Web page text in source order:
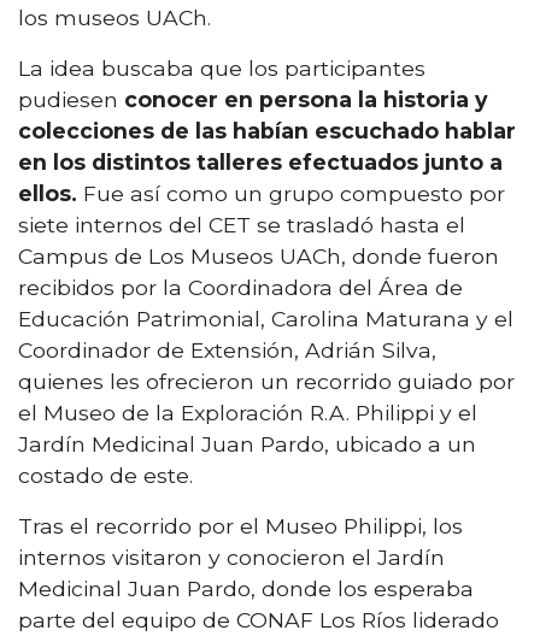
los museos UACh.
La idea buscaba que los participantes
pudiesen conocer en persona la historia y
colecciones de las habían escuchado hablar
en los distintos talleres efectuados junto a
ellos. Fue así como un grupo compuesto por
siete internos del CET se trasladó hasta el
Campus de Los Museos UACh, donde fueron
recibidos por la Coordinadora del Área de
Educación Patrimonial, Carolina Maturana y el
Coordinador de Extensión, Adrián Silva,
quienes les ofrecieron un recorrido guiado por
el Museo de la Exploración R.A. Philippi y el
Jardín Medicinal Juan Pardo, ubicado a un
costado de este.
Tras el recorrido por el Museo Philippi, los
internos visitaron y conocieron el Jardín
Medicinal Juan Pardo, donde los esperaba
parte del equipo de CONAF Los Ríos liderado